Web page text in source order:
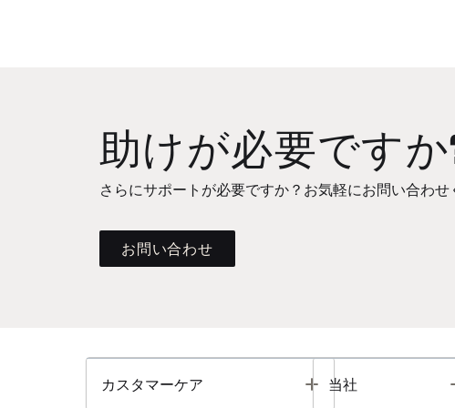
助けが必要ですか
さらにサポートが必要ですか？お気軽にお問い合わせ
お問い合わせ
カスタマーケア Toggle
当社